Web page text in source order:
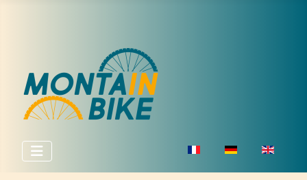
Seleziona la tua lingua